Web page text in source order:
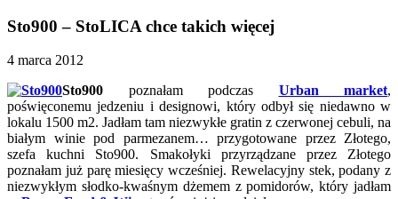
Sto900 – StoLICA chce takich więcej
4 marca 2012
Sto900 poznałam podczas Urban market,
poświęconemu jedzeniu i designowi, który odbył się niedawno w
lokalu 1500 m2. Jadłam tam niezwykłe gratin z czerwonej cebuli, na
białym winie pod parmezanem… przygotowane przez Złotego,
szefa kuchni Sto900. Smakołyki przyrządzane przez Złotego
poznałam już parę miesięcy wcześniej. Rewelacyjny stek, podany z
niezwykłym słodko-kwaśnym dżemem z pomidorów, który jadłam